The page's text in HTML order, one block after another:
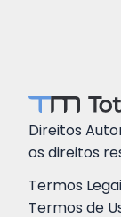
Direitos
os direitos
Termos
Termos de